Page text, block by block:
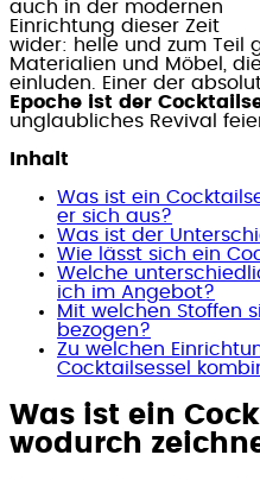
auch in der modernen
Einrichtung dieser Zeit
wider: helle und zum Teil
Materialien und Möbel,
einluden. Einer der
Epoche ist der
unglaubliches Revival
Inhalt
Was ist ein
er sich aus?
Was ist der
Wie lässt sich ein
Welche
ich im Angebot?
Mit welchen Stoffen
bezogen?
Zu welchen
Cocktailsessel
Was ist ein
wodurch